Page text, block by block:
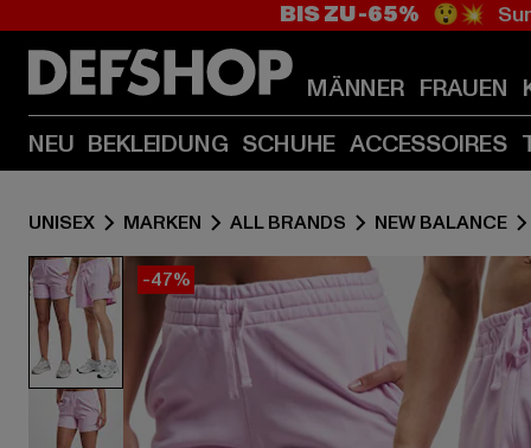
BIS ZU -65% 😲💥
MÄNNER FRAUEN
NEU BEKLEIDUNG SCHUHE ACCESSOIRES
UNISEX MARKEN ALL BRANDS NEW BALANCE
-47%